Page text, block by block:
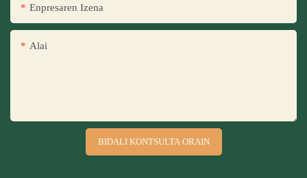
Enpresaren Izena
Alai
BIDALI KONTSULTA ORAIN